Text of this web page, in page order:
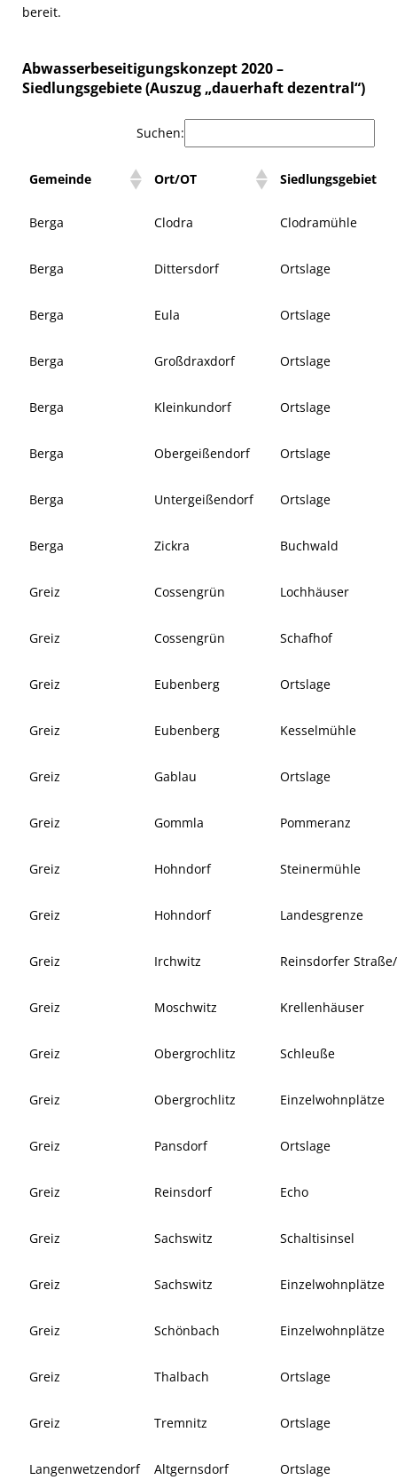
bereit.
Abwasserbeseitigungskonzept 2020 –
Siedlungsgebiete (Auszug „dauerhaft dezentral“)
Suchen:
Gemeinde Ort/OT Siedlungsgebiet
Berga Clodra Clodramühle
Berga Dittersdorf Ortslage
Berga Eula Ortslage
Berga Großdraxdorf Ortslage
Berga Kleinkundorf Ortslage
Berga Obergeißendorf Ortslage
Berga Untergeißendorf Ortslage
Berga Zickra Buchwald
Greiz Cossengrün Lochhäuser
Greiz Cossengrün Schafhof
Greiz Eubenberg Ortslage
Greiz Eubenberg Kesselmühle
Greiz Gablau Ortslage
Greiz Gommla Pommeranz
Greiz Hohndorf Steinermühle
Greiz Hohndorf Landesgrenze
Greiz Irchwitz Reinsdorfer
Greiz Moschwitz Krellenhäuser
Greiz Obergrochlitz Schleuße
Greiz Obergrochlitz Einzelwohnplätze
Greiz Pansdorf Ortslage
Greiz Reinsdorf Echo
Greiz Sachswitz Schaltisinsel
Greiz Sachswitz Einzelwohnplätze
Greiz Schönbach Einzelwohnplätze
Greiz Thalbach Ortslage
Greiz Tremnitz Ortslage
Langenwetzendorf Altgernsdorf Ortslage